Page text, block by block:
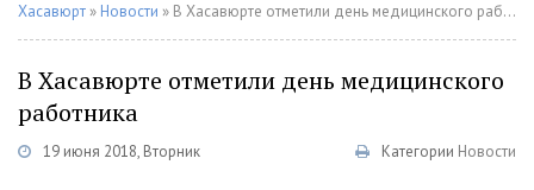
Хасавюрт » Новости » В Хасавюрте отметили день медицинского работника
В Хасавюрте отметили день медицинского
работника
19 июня 2018, Вторник Категории Новости